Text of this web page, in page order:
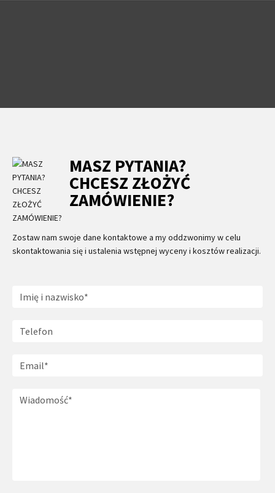
MASZ PYTANIA?
CHCESZ ZŁOŻYĆ
ZAMÓWIENIE?
Zostaw nam swoje dane kontaktowe a my oddzwonimy w celu
skontaktowania się i ustalenia wstępnej wyceny i kosztów realizacji.